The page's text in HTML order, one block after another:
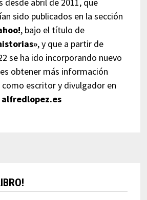
sido publicados en la sección
, bajo el título de
, y que a partir de
se ha ido incorporando nuevo
obtener más información
escritor y divulgador en
alfredlopez.es